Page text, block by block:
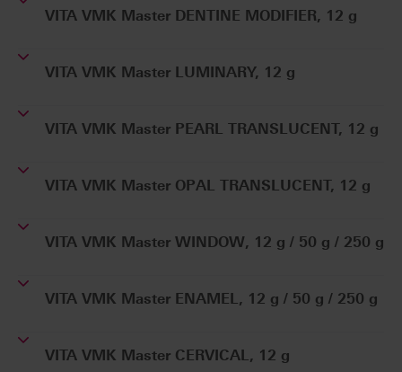
VITA VMK Master DENTINE MODIFIER, 12 g
VITA VMK Master LUMINARY, 12 g
VITA VMK Master PEARL TRANSLUCENT, 12 g
VITA VMK Master OPAL TRANSLUCENT, 12 g
VITA VMK Master WINDOW, 12 g / 50 g / 250 g
VITA VMK Master ENAMEL, 12 g / 50 g / 250 g
VITA VMK Master CERVICAL, 12 g